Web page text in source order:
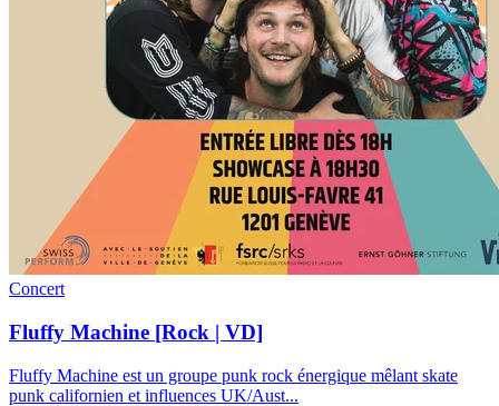
Concert
Fluffy Machine [Rock | VD]
Fluffy Machine est un groupe punk rock énergique mêlant skate
punk californien et influences UK/Aust...